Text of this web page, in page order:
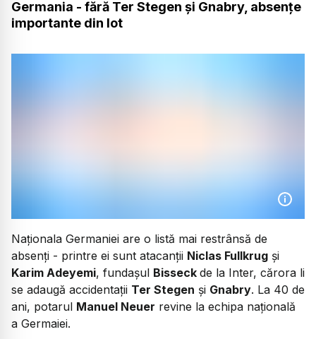
Germania - fără Ter Stegen și Gnabry, absențe
importante din lot
Naționala Germaniei are o listă mai restrânsă de
absenți - printre ei sunt atacanții Niclas Fullkrug și
Karim Adeyemi, fundașul Bisseck de la Inter, cărora li
se adaugă accidentații Ter Stegen și Gnabry. La 40 de
ani, potarul Manuel Neuer revine la echipa națională
a Germaiei.